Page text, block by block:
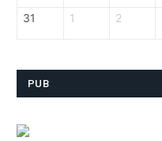
31 1 2
PUB